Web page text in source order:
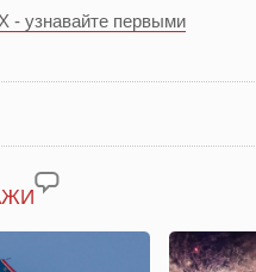
- узнавайте первыми